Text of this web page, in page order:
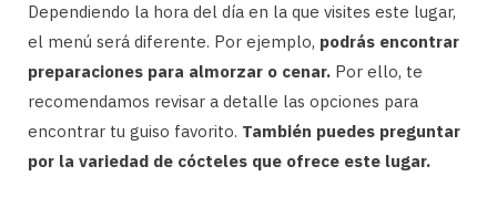
Dependiendo la hora del día en la que visites este lugar,
el menú será diferente. Por ejemplo, podrás encontrar
preparaciones para almorzar o cenar. Por ello, te
recomendamos revisar a detalle las opciones para
encontrar tu guiso favorito. También puedes preguntar
por la variedad de cócteles que ofrece este lugar.